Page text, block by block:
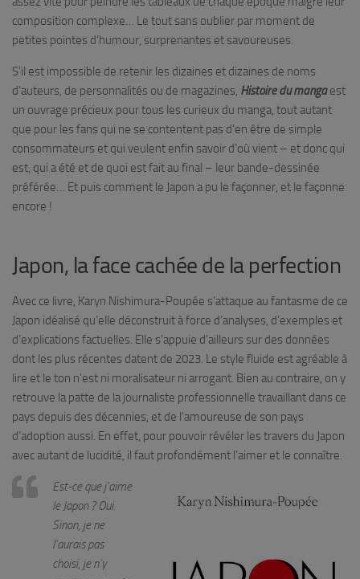
composition complexe… Le tout sans oublier par moment de
petites pointes d’humour, surprenantes et savoureuses.
S’il est impossible de retenir les dizaines et dizaines de noms
d’auteurs, de personnalités ou de magazines, Histoire du mangaest
un ouvrage précieux pour tous les curieux du manga, tout autant
que pour les fans qui ne se contentent pas d’en être de simple
consommateurs et qui veulent enfin savoir d’où vient – et donc qui
est, qui a été et de quoi est fait au final – leur bande-dessinée
préférée… Et puis comment le Japon a pu le façonner, et le façonne
encore !
Japon, la face cachée de la perfection
Avec ce livre, Karyn Nishimura-Poupée s’attaque au fantasme de ce
Japon idéalisé qu’elle déconstruit à force d’analyses, d’exemples et
d’explications factuelles. Elle s’appuie d’ailleurs sur des données
dont les plus récentes datent de 2023. Le style fluide est agréable à
lire et le ton n’est ni moralisateur ni arrogant. Bien au contraire, on y
retrouve la patte de la journaliste professionnelle travaillant dans ce
pays depuis des décennies, et de l’amoureuse de son pays
d’adoption aussi. En effet, pour pouvoir révéler les travers du Japon
avec autant de lucidité, il faut profondément l’aimer et le connaître.
Est-ce que j’aime
le Japon ? Oui.
Sinon, je ne
l’aurais pas
choisi, je n’y